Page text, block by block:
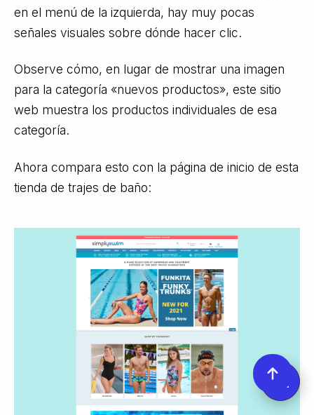
en el menú de la izquierda, hay muy pocas
señales visuales sobre dónde hacer clic.
Observe cómo, en lugar de mostrar una imagen
para la categoría «nuevos productos», este sitio
web muestra los productos individuales de esa
categoría.
Ahora compara esto con la página de inicio de esta
tienda de trajes de baño: